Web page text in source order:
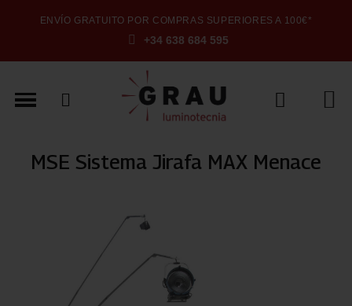
ENVÍO GRATUITO POR COMPRAS SUPERIORES A 100€*
+34 638 684 595
MSE Sistema Jirafa MAX Menace